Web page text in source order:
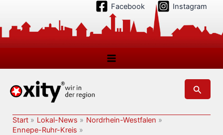
springen
Facebook Instagram
Suchen
Start Lokal-News
Nordrhein-Westfalen
Ennepe-Ruhr-Kreis